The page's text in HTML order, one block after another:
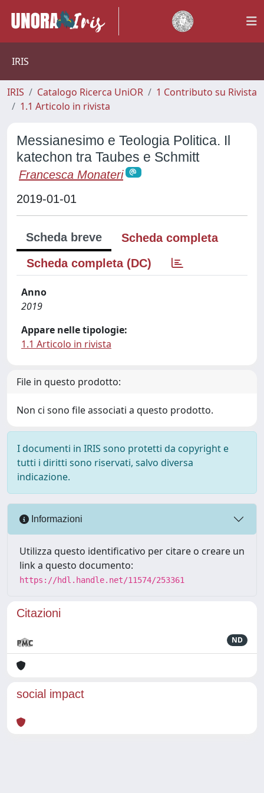
IRIS
IRIS Catalogo Ricerca UniOR
1 Contributo su Rivista
1.1 Articolo in rivista
Messianesimo e Teologia Politica. Il
katechon tra Taubes e Schmitt
Francesca Monateri
2019-01-01
Scheda breve
Scheda completa
Scheda completa (DC)
Anno
2019
Appare nelle tipologie:
1.1 Articolo in rivista
File in questo prodotto:
Non ci sono file associati a questo prodotto.
I documenti in IRIS sono protetti da copyright e
tutti i diritti sono riservati, salvo diversa
indicazione.
Informazioni
Utilizza questo identificativo per citare o creare un
link a questo documento:
https://hdl.handle.net/11574/253361
Citazioni
ND
social impact